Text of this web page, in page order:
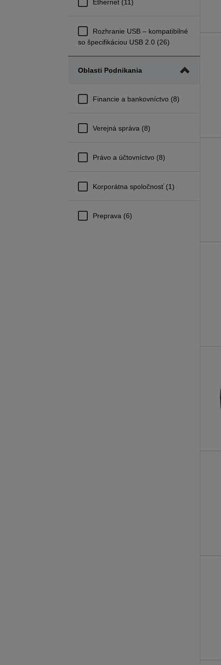
Ethernet (11)
Rozhranie USB – kompatibilné
so špecifikáciou USB 2.0 (26)
Oblasti Podnikania
Financie a bankovníctvo (8)
Verejná správa (8)
Právo a účtovníctvo (8)
Korporátna spoločnosť (1)
Preprava (6)